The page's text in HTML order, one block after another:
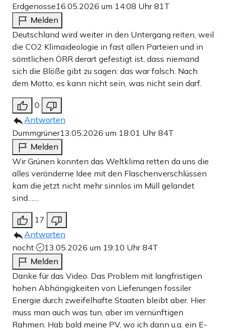
Erdgenosse16.05.2026 um 14:08 Uhr81T
Melden
Deutschland wird weiter in den Untergang reiten, weil
die CO2 Klimaideologie in fast allen Parteien und in
sämtlichen ÖRR derart gefestigt ist, dass niemand
sich die Blöße gibt zu sagen: das war falsch. Nach
dem Motto, es kann nicht sein, was nicht sein darf.
0
Antworten
Dummgrüner13.05.2026 um 18:01 Uhr84T
Melden
Wir Grünen konnten das Weltklima retten da uns die
alles veränderne Idee mit den Flaschenverschlüssen
kam die jetzt nicht mehr sinnlos im Müll gelandet
sind……
17
Antworten
nocht
13.05.2026 um 19:10 Uhr84T
Melden
Danke für das Video. Das Problem mit langfristigen
hohen Abhängigkeiten von Lieferungen fossiler
Energie durch zweifelhafte Staaten bleibt aber. Hier
muss man auch was tun, aber im vernünftigen
Rahmen. Hab bald meine PV, wo ich dann u.a. ein E-